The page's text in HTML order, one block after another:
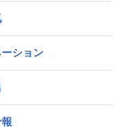
ション